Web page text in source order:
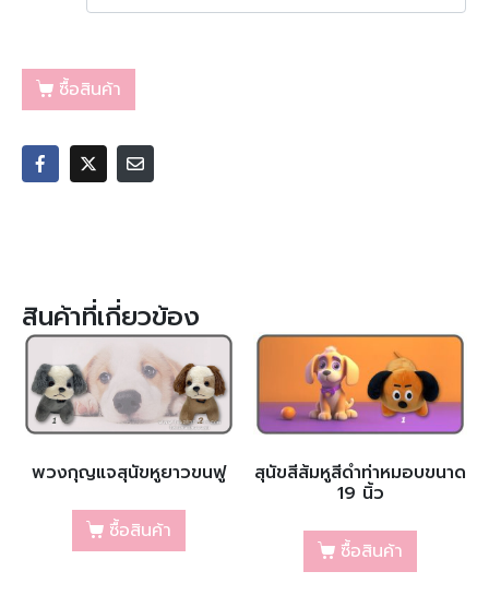
ซื้อสินค้า
สินค้าที่เกี่ยวข้อง
พวงกุญแจสุนัขหูยาวขนฟู
ซื้อสินค้า
สุนัขสีส้มหูสีดำท่าหมอบขนาด
19 นิ้ว
ซื้อสินค้า